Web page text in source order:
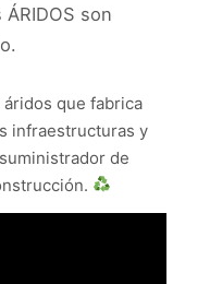
son
áridos que fabrica
infraestructuras y
de